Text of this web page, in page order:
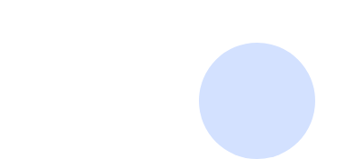
قدرت گرفته از